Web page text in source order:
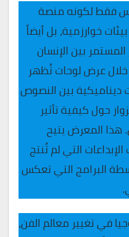
فقط لكونه منصة
خوارزمية، بل أيضاً
بين الإنسان
خلال عرض لوحات تُظهر
ديناميكية بين النصوص
حول كيفية تأثير
هذا المعرض يتيح
التي لم تُنتج
البرامج التي تعكس
في تغيير معالم الفن،